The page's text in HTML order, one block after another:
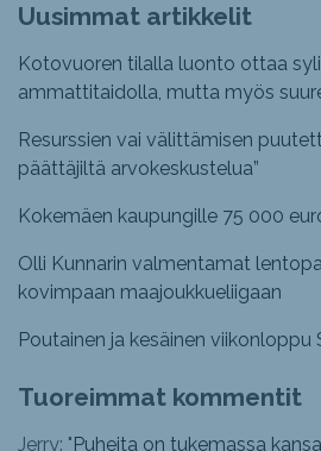
Uusimmat artikkelit
Kotovuoren tilalla luonto ottaa
ammattitaidolla, mutta myös
Resurssien vai välittämisen
päättäjiltä arvokeskustelua”
Kokemäen kaupungille 75 000
Olli Kunnarin valmentamat
kovimpaan maajoukkueliigaan
Poutainen ja kesäinen
Tuoreimmat kommentit
Jerry: "Puheita on tukemassa